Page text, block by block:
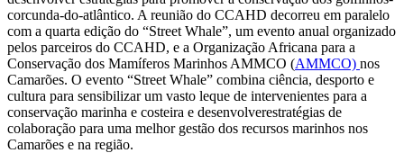
corcunda-do-atlântico. A reunião do CCAHD decorreu em paralelo
com a quarta edição do “Street Whale”, um evento anual organizado
pelos parceiros do CCAHD, e a Organização Africana para a
Conservação dos Mamíferos Marinhos AMMCO (AMMCO) nos
Camarões. O evento “Street Whale” combina ciência, desporto e
cultura para sensibilizar um vasto leque de intervenientes para a
conservação marinha e costeira e desenvolverestratégias de
colaboração para uma melhor gestão dos recursos marinhos nos
Camarões e na região.